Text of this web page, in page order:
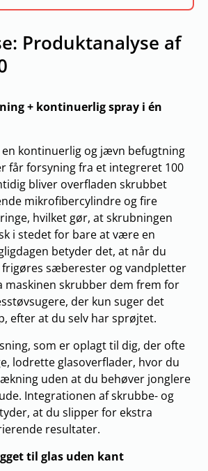
Produktanalyse af
+ kontinuerlig spray i én
kontinuerlig og jævn befugtning
får forsyning fra et integreret 100
bliver overfladen skrubbet
mikrofibercylindre og fire
hvilket gør, at skrubningen
i stedet for bare at være en
betyder det, at når du
sæberester og vandpletter
maskinen skrubber dem frem for
der kun suger det
efter at du selv har sprøjtet.
som er oplagt til dig, der ofte
lodrette glasoverflader, hvor du
uden at du behøver jonglere
Integrationen af skrubbe- og
at du slipper for ekstra
resultater.
til glas uden kant